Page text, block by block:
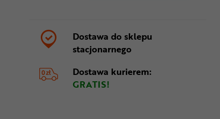
Dostawa do sklepu
stacjonarnego
Dostawa kurierem:
GRATIS!